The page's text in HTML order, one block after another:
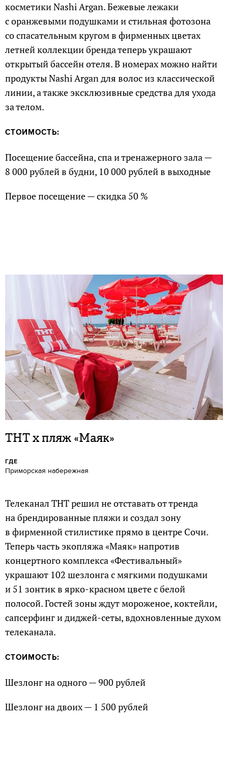
косметики Nashi Argan. Бежевые лежаки
с оранжевыми подушками и стильная фотозона
со спасательным кругом в фирменных цветах
летней коллекции бренда теперь украшают
открытый бассейн отеля. В номерах можно найти
продукты Nashi Argan для волос из классической
линии, а также эксклюзивные средства для ухода
за телом.
СТОИМОСТЬ:
Посещение бассейна, спа и тренажерного зала —
8 000 рублей в будни, 10 000 рублей в выходные
Первое посещение — скидка 50 %
ТНТ x пляж «Маяк»
ГДЕ
Приморская набережная
Телеканал ТНТ решил не отставать от тренда
на брендированные пляжи и создал зону
в фирменной стилистике прямо в центре Сочи.
Теперь часть экопляжа «Маяк» напротив
концертного комплекса «Фестивальный»
украшают 102 шезлонга с мягкими подушками
и 51 зонтик в ярко-красном цвете с белой
полосой. Гостей зоны ждут мороженое, коктейли,
сапсерфинг и диджей-сеты, вдохновленные духом
телеканала.
СТОИМОСТЬ:
Шезлонг на одного — 900 рублей
Шезлонг на двоих — 1 500 рублей